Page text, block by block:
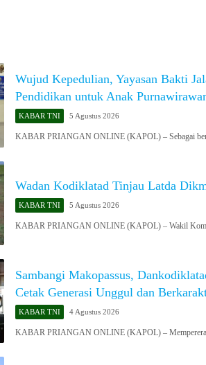
Wujud Kepedulian, Yayasan Bakti
Pendidikan untuk Anak
KABAR TNI 5 Agustus 2026
KABAR PRIANGAN ONLINE (KAPOL) – Sebagai
Wadan Kodiklatad Tinjau Latda
KABAR TNI 5 Agustus 2026
KABAR PRIANGAN ONLINE (KAPOL) – Wakil
​Sambangi Makopassus,
Cetak Generasi Unggul dan
KABAR TNI 4 Agustus 2026
KABAR PRIANGAN ONLINE (KAPOL) –